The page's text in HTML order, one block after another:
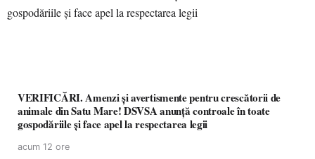
VERIFICĂRI. Amenzi și avertismente pentru crescătorii de
animale din Satu Mare! DSVSA anunță controale în toate
gospodăriile și face apel la respectarea legii
acum 12 ore